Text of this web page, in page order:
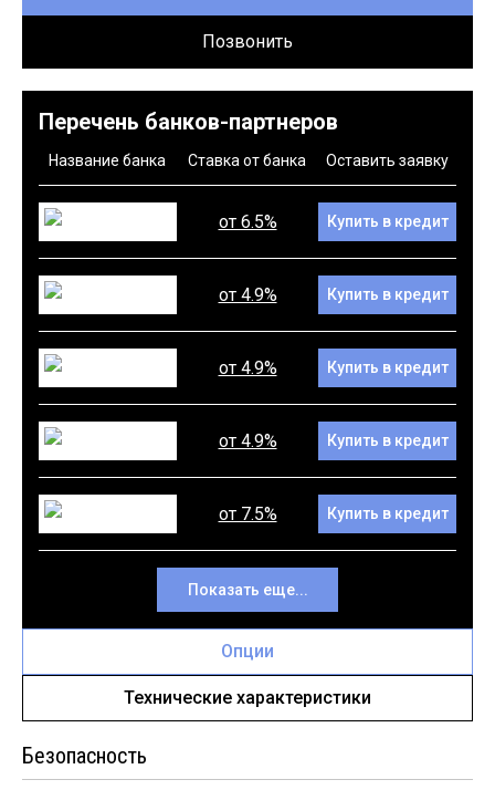
Позвонить
Перечень банков-партнеров
Название банка Ставка от банка Оставить заявку
от 6.5% Купить в кредит
от 4.9% Купить в кредит
от 4.9% Купить в кредит
от 4.9% Купить в кредит
от 7.5% Купить в кредит
Показать еще...
Опции
Технические характеристики
Безопасность